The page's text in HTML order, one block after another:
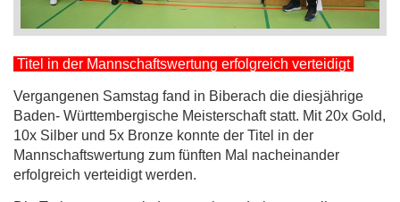
Titel in der Mannschaftswertung erfolgreich verteidigt
Vergangenen Samstag fand in Biberach die diesjährige
Baden- Württembergische Meisterschaft statt. Mit 20x Gold,
10x Silber und 5x Bronze konnte der Titel in der
Mannschaftswertung zum fünften Mal nacheinander
erfolgreich verteidigt werden.